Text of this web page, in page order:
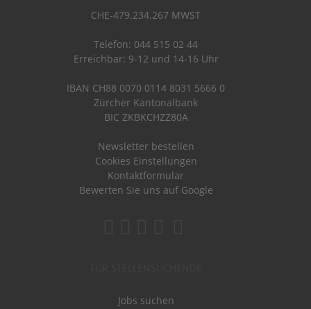
CHE-479.234.267 MWST
Telefon: 044 515 02 44
Erreichbar: 9-12 und 14-16 Uhr
IBAN CH88 0070 0114 8031 5666 0
Zürcher Kantonalbank
BIC ZKBKCHZZ80A
Newsletter bestellen
Cookies Einstellungen
Kontaktformular
Bewerten Sie uns auf Google
Jobs suchen